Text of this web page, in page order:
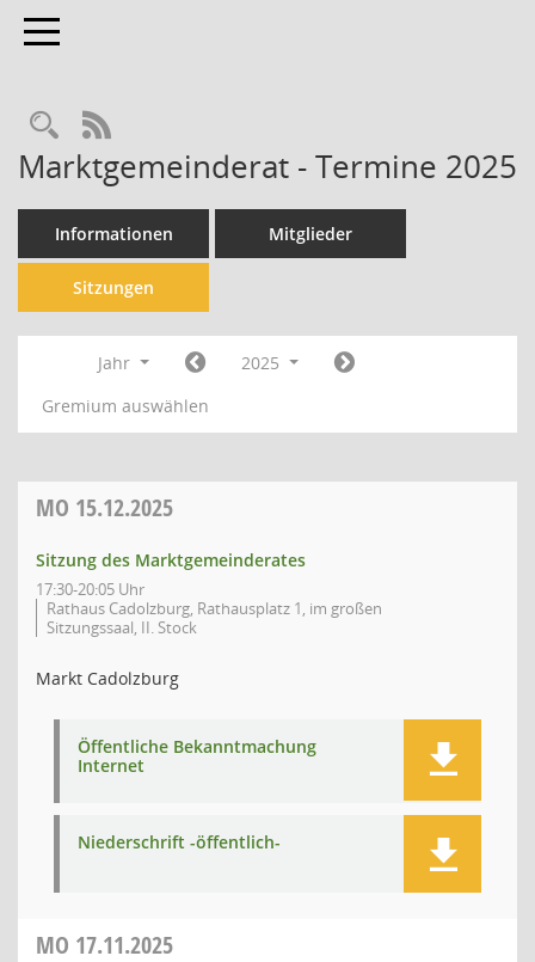
Toggle navigation
Rechercheauswahl
RSS-Feed
Marktgemeinderat - Termine 2025
Informationen Mitglieder
Sitzungen
Jahr
2025
Gremium auswählen
MO 15.12.2025
Sitzung des Marktgemeinderates
17:30-20:05 Uhr
Rathaus Cadolzburg, Rathausplatz 1, im großen
Sitzungssaal, II. Stock
Markt Cadolzburg
Öffentliche Bekanntmachung
Internet
Niederschrift -öffentlich-
MO 17.11.2025